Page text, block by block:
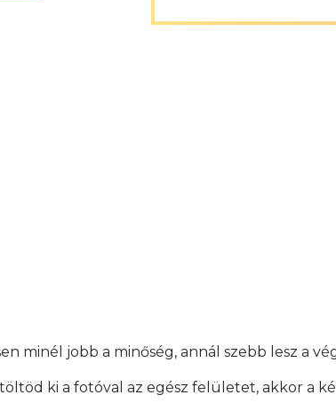
minél jobb a minőség, annál szebb lesz a
ki a fotóval az egész felületet, akkor a